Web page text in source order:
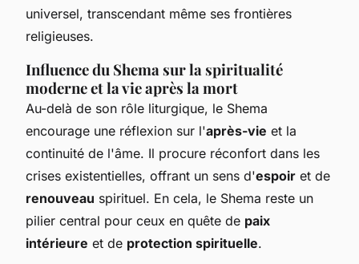
universel, transcendant même ses frontières
religieuses.
Influence du Shema sur la spiritualité
moderne et la vie après la mort
Au-delà de son rôle liturgique, le Shema
encourage une réflexion sur l'après-vie et la
continuité de l'âme. Il procure réconfort dans les
crises existentielles, offrant un sens d'espoir et de
renouveau spirituel. En cela, le Shema reste un
pilier central pour ceux en quête de paix
intérieure et de protection spirituelle.